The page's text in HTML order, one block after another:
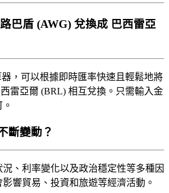
巴盾 (AWG) 兌換成 巴西雷亞
，可以根據即時匯率快速且輕鬆地將
雷亞爾 (BRL) 相互兌換。只需輸入金
斷變動？
、利率變化以及政治穩定性等多種因
響貿易、投資和旅遊等經濟活動。